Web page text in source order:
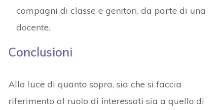
compagni di classe e genitori, da parte di una
docente.
Conclusioni
Alla luce di quanto sopra, sia che si faccia
riferimento al ruolo di interessati sia a quello di